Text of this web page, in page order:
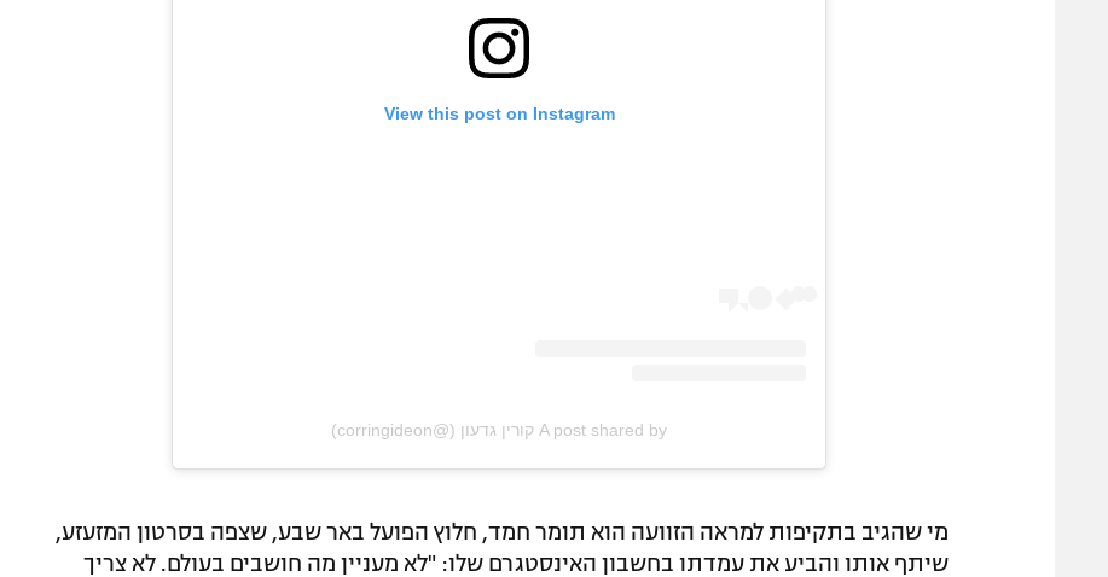
View this post on Instagram
A post shared by קורין גדעון (@corringideon)
מי שהגיב בתקיפות למראה הזוועה הוא תומר חמד, חלוץ הפועל באר שבע, שצפה בסרטון המזעזע,
שיתף אותו והביע את עמדתו בחשבון האינסטגרם שלו: "לא מעניין מה חושבים בעולם. לא צריך